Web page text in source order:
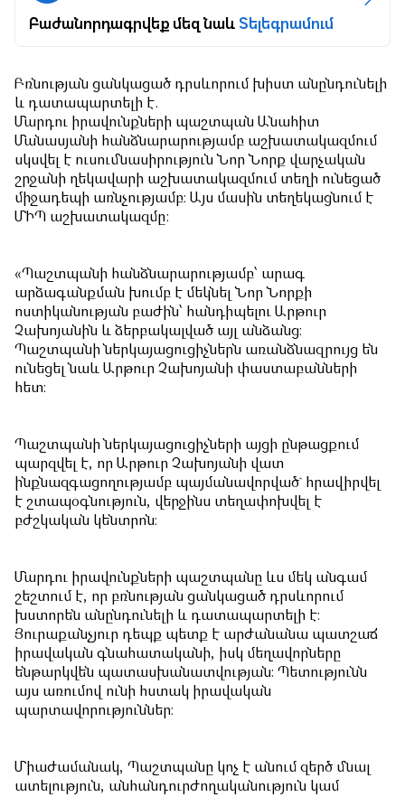
Բաժանորդագրվեք մեզ նաևՏելեգրամում
Բռնության ցանկացած դրսևորում խիստ անընդունելի
և դատապարտելի է.
Մարդու իրավունքների պաշտպան Անահիտ
Մանասյանի հանձնարարությամբ աշխատակազմում
սկսվել է ուսումնասիրություն Նոր Նորք վարչական
շրջանի ղեկավարի աշխատակազմում տեղի ունեցած
միջադեպի առնչությամբ։ Այս մասին տեղեկացնում է
ՄԻՊ աշխատակազմը:
«Պաշտպանի հանձնարարությամբ՝ արագ
արձագանքման խումբ է մեկնել Նոր Նորքի
ոստիկանության բաժին՝ հանդիպելու Արթուր
Չախոյանին և ձերբակալված այլ անձանց։
Պաշտպանի ներկայացուցիչներն առանձնազրույց են
ունեցել նաև Արթուր Չախոյանի փաստաբանների
հետ։
Պաշտպանի ներկայացուցիչների այցի ընթացքում
պարզվել է, որ Արթուր Չախոյանի վատ
ինքնազգացողությամբ պայմանավորված` հրավիրվել
է շտապօգնություն, վերջինս տեղափոխվել է
բժշկական կենտրոն։
Մարդու իրավունքների պաշտպանը ևս մեկ անգամ
շեշտում է, որ բռնության ցանկացած դրսևորում
խստորեն անընդունելի և դատապարտելի է։
Յուրաքանչյուր դեպք պետք է արժանանա պատշաճ
իրավական գնահատականի, իսկ մեղավորները
ենթարկվեն պատասխանատվության։ Պետությունն
այս առումով ունի հստակ իրավական
պարտավորություններ։
Միաժամանակ, Պաշտպանը կոչ է անում զերծ մնալ
ատելություն, անհանդուրժողականություն կամ